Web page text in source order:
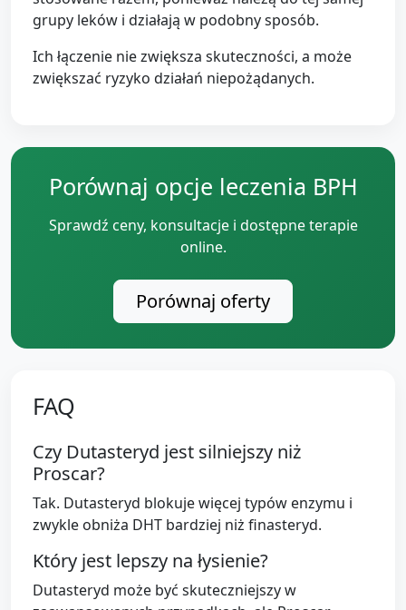
grupy leków i działają w podobny sposób.
Ich łączenie nie zwiększa skuteczności, a może
zwiększać ryzyko działań niepożądanych.
Porównaj opcje leczenia BPH
Sprawdź ceny, konsultacje i dostępne terapie
online.
Porównaj oferty
FAQ
Czy Dutasteryd jest silniejszy niż
Proscar?
Tak. Dutasteryd blokuje więcej typów enzymu i
zwykle obniża DHT bardziej niż finasteryd.
Który jest lepszy na łysienie?
Dutasteryd może być skuteczniejszy w